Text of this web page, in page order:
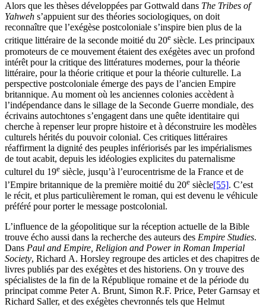
Alors que les thèses développées par Gottwald dans The Tribes of
Yahweh s’appuient sur des théories sociologiques, on doit
reconnaître que l’exégèse postcoloniale s’inspire bien plus de la
critique littéraire de la seconde moitié du 20e siècle. Les principaux
promoteurs de ce mouvement étaient des exégètes avec un profond
intérêt pour la critique des littératures modernes, pour la théorie
littéraire, pour la théorie critique et pour la théorie culturelle. La
perspective postcoloniale émerge des pays de l’ancien Empire
britannique. Au moment où les anciennes colonies accèdent à
l’indépendance dans le sillage de la Seconde Guerre mondiale, des
écrivains autochtones s’engagent dans une quête identitaire qui
cherche à repenser leur propre histoire et à déconstruire les modèles
culturels hérités du pouvoir colonial. Ces critiques littéraires
réaffirment la dignité des peuples infériorisés par les impérialismes
de tout acabit, depuis les idéologies explicites du paternalisme
culturel du 19e siècle, jusqu’à l’eurocentrisme de la France et de
l’Empire britannique de la première moitié du 20e siècle[55]. C’est
le récit, et plus particulièrement le roman, qui est devenu le véhicule
préféré pour porter le message postcolonial.
L’influence de la géopolitique sur la réception actuelle de la Bible
trouve écho aussi dans la recherche des auteurs des Empire Studies.
Dans Paul and Empire, Religion and Power in Roman Imperial
Society, Richard A. Horsley regroupe des articles et des chapitres de
livres publiés par des exégètes et des historiens. On y trouve des
spécialistes de la fin de la République romaine et de la période du
principat comme Peter A. Brunt, Simon R.F. Price, Peter Garnsay et
Richard Saller, et des exégètes chevronnés tels que Helmut